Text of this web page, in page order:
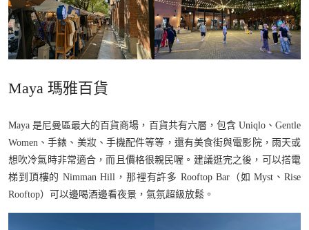
Maya 瑪雅百貨
Maya 是尼曼區最大的百貨商場，百貨共有六層，包含 Uniqlo、Gentle
Women、手錶、美妝、手機配件等等，還有美食街與電影院，雨天或
想吹冷氣時非常適合，而且價格很親民喔。建議逛完之後，可以搭電
梯到頂樓的 Nimman Hill，那裡有許多 Rooftop Bar（如 Myst、Rise
Rooftop）可以邊喝酒邊看夜景，氣氛超級放鬆。